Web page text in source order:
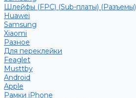
Шлейфы (FPC) (Sub-платы) (Разъемы)
Huawei
Samsung
Xiaomi
Разное
Для переклейки
Feaglet
Musttby
Android
Apple
Рамки iPhone